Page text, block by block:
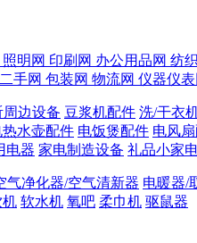
照明网 印刷网 办公用品网 纺
二手网 包装网 物流网 仪器仪表
周边设备 豆浆机配件 洗/干衣
热水壶配件 电饭煲配件 电风
电器 家电制造设备 礼品小家
气净化器/空气清新器 电暖器/
机 软水机 氧吧 柔巾机 驱鼠器